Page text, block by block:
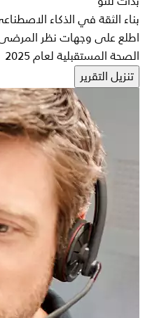
بناء الثقة في الذكاء
اطلع على وجهات نظر
الصحة المستقبلية لعام 2025
تنزيل التقرير